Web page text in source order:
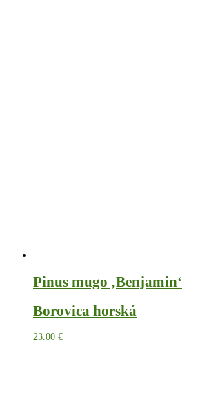
Pinus mugo ‚Benjamin‘
Borovica horská
23.00 €